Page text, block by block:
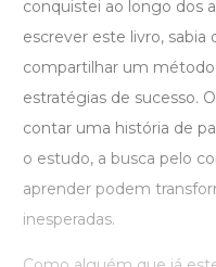
conquistei ao longo dos
escrever este livro, sabia
compartilhar um
estratégias de sucesso.
contar uma história de
o estudo, a busca pelo
aprender podem
inesperadas.